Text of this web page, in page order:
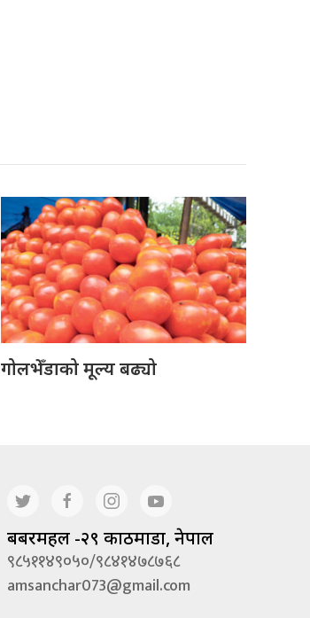
गोलभेँडाको मूल्य बढ्यो
बबरमहल -२९ काठमाडौं, नेपाल
९८५११४९०५०/९८४१४७८७६८
amsanchar073@gmail.com